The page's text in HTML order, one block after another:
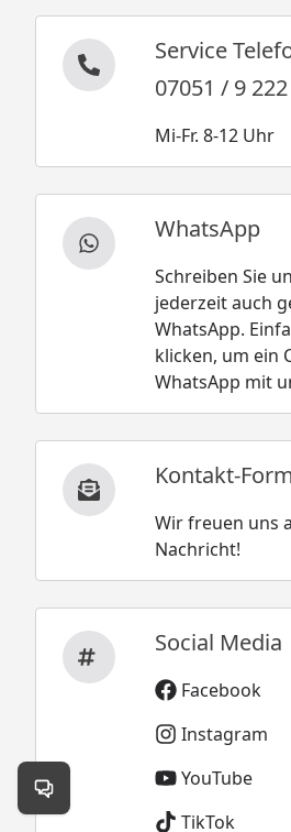
Service
07051 / 9
Mi-Fr. 8-12 Uhr
WhatsApp
Schreiben Sie
jederzeit auch
WhatsApp.
klicken, um ein
WhatsApp mit
Kontakt-
Wir freuen uns
Nachricht!
Social Media
Facebook
Instagram
YouTube
TikTok
Kontakt öffnen